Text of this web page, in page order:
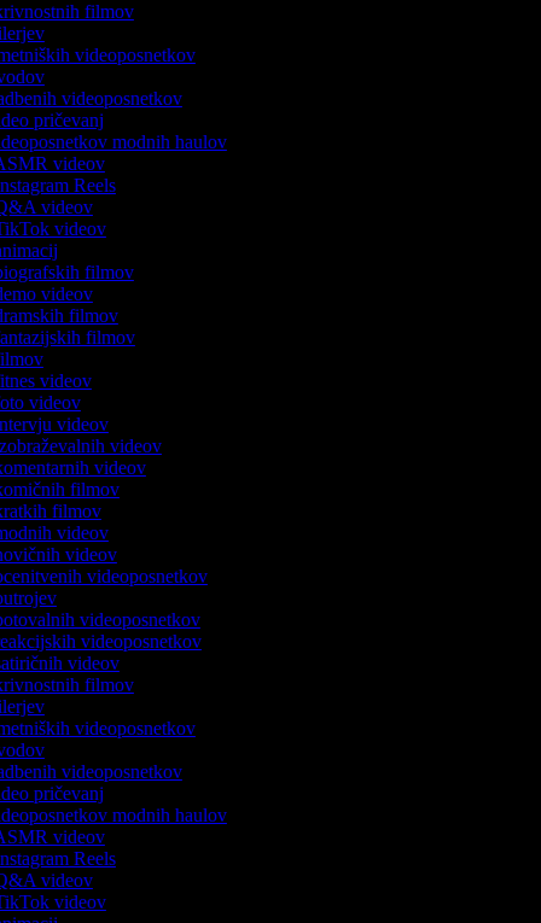
filmov
videoposnetkov
videoposnetkov
pričevanj
modnih haulov
videov
Reels
videov
videov
filmov
videov
filmov
filmov
videov
videov
videov
videov
videov
filmov
filmov
videov
videov
videoposnetkov
videoposnetkov
videoposnetkov
videov
filmov
videoposnetkov
videoposnetkov
pričevanj
modnih haulov
videov
Reels
videov
videov